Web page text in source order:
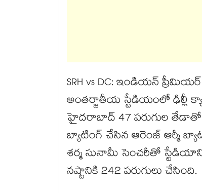
SRH vs DC: ఇండియన్
అంతర్జాతీయ స్టేడియంలో ఢిల్లీ
హైదరాబాద్ 47 పరుగుల
బ్యాటింగ్ చేసిన ఆరెంజ్ ఆర్మీ
శర్మ సునామీ సెంచరీతో
నష్టానికి 242 పరుగులు చేసింది.